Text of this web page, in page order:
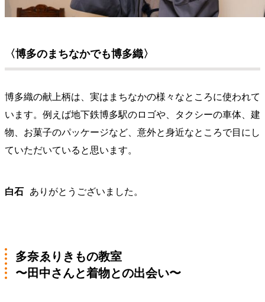
〈博多のまちなかでも博多織〉
博多織の献上柄は、実はまちなかの様々なところに使われて
います。例えば地下鉄博多駅のロゴや、タクシーの車体、建
物、お菓子のパッケージなど、意外と身近なところで目にし
ていただいていると思います。
白石 ありがとうございました。
多奈ゑりきもの教室
〜田中さんと着物との出会い〜